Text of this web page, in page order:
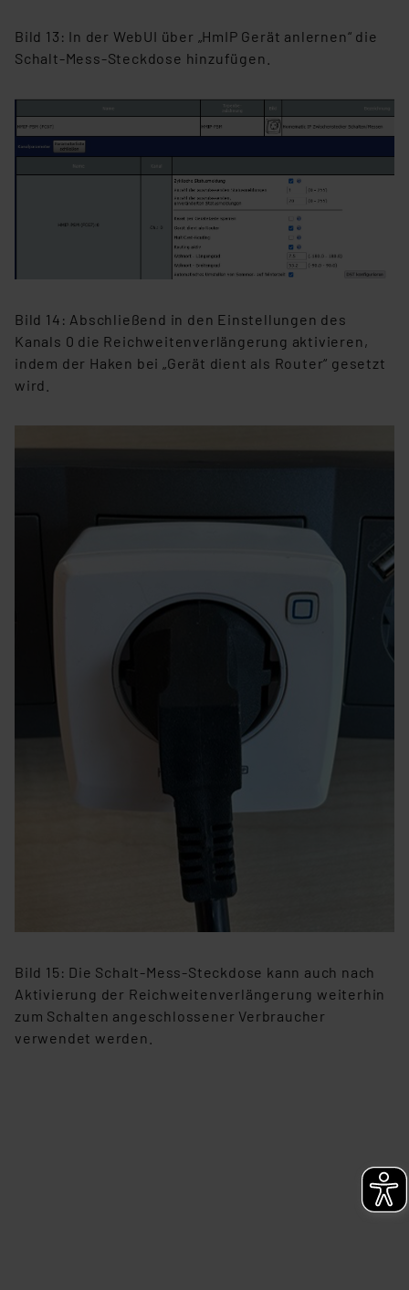
Bild 13: In der WebUI über „HmIP Gerät anlernen“ die
Schalt-Mess-Steckdose hinzufügen.
Bild 14: Abschließend in den Einstellungen des
Kanals 0 die Reichweitenverlängerung aktivieren,
indem der Haken bei „Gerät dient als Router“ gesetzt
wird.
Bild 15: Die Schalt-Mess-Steckdose kann auch nach
Aktivierung der Reichweitenverlängerung weiterhin
zum Schalten angeschlossener Verbraucher
verwendet werden.